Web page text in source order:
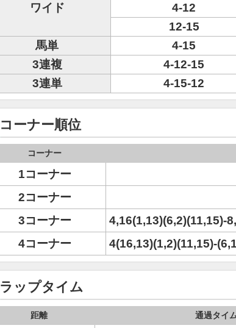
ワイド
4-12
12-15
馬単
4-15
3連複
4-12-15
3連単
4-15-12
コーナー順位
コーナー
1コーナー
2コーナー
3コーナー
4,16(1,13)(6,2)(11,15)-
4コーナー
4(16,13)(1,2)(11,15)-
ラップタイム
距離 通過タイ